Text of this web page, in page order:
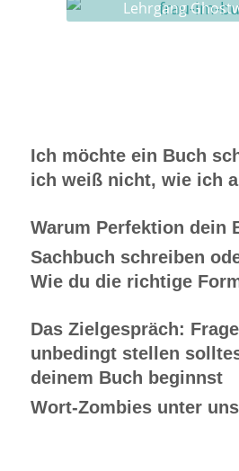
Lehrgang
Ich möchte ein Buch
ich weiß nicht, wie ich
Warum Perfektion dein
Sachbuch schreiben
Wie du die richtige
Das Zielgespräch:
unbedingt stellen
deinem Buch beginnst
Wort-Zombies unter